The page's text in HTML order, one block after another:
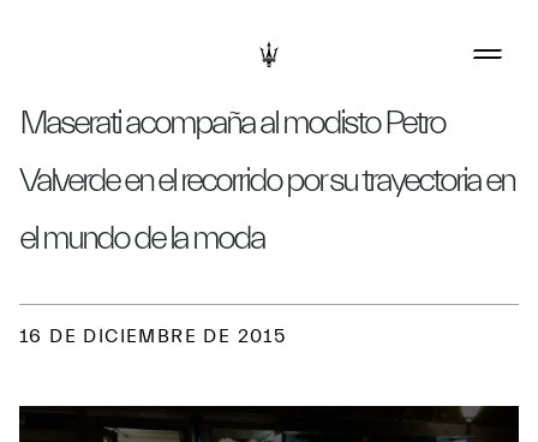
Maserati acompaña al modisto Petro
Valverde en el recorrido por su trayectoria en
el mundo de la moda
16 DE DICIEMBRE DE 2015